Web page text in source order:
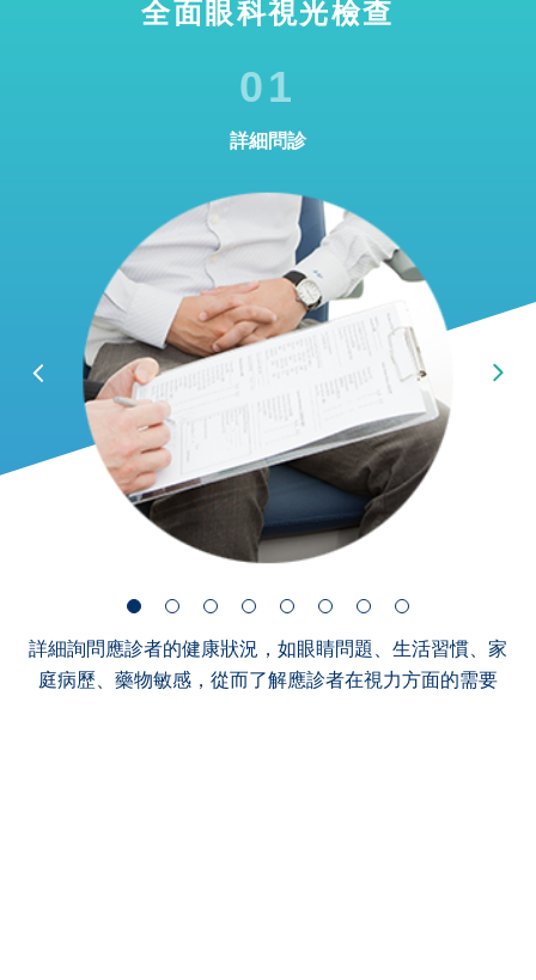
全面眼科視光檢查
01
詳細問診
詳細詢問應診者的健康狀況，如眼睛問題、生活習慣、家
庭病歷、藥物敏感，從而了解應診者在視力方面的需要